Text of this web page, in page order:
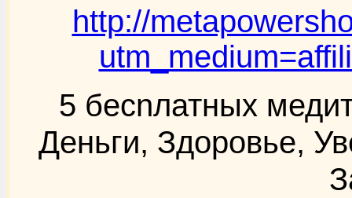
http://
5 бecnлатных
Дeньги, Здоровье,